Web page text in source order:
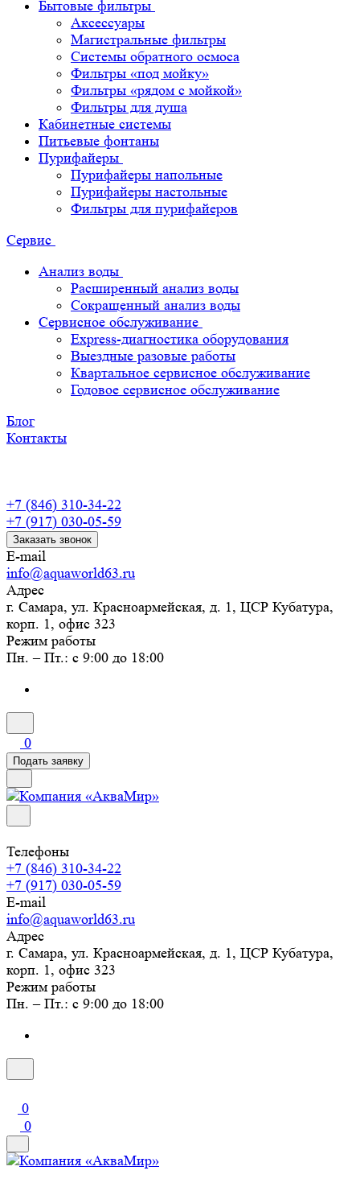
Бытовые фильтры
Аксессуары
Магистральные фильтры
Системы обратного осмоса
Фильтры «под мойку»
Фильтры «рядом с мойкой»
Фильтры для душа
Кабинетные системы
Питьевые фонтаны
Пурифайеры
Пурифайеры напольные
Пурифайеры настольные
Фильтры для пурифайеров
Сервис
Анализ воды
Расширенный анализ воды
Сокращенный анализ воды
Сервисное обслуживание
Express-диагностика оборудования
Выездные разовые работы
Квартальное сервисное обслуживание
Годовое сервисное обслуживание
Блог
Контакты
+7 (846) 310-34-22
+7 (917) 030-05-59
Заказать звонок
E-mail
info@aquaworld63.ru
Адрес
г. Самара, ул. Красноармейская, д. 1, ЦСР Кубатура,
корп. 1, офис 323
Режим работы
Пн. – Пт.: с 9:00 до 18:00
0
Подать заявку
Телефоны
+7 (846) 310-34-22
+7 (917) 030-05-59
E-mail
info@aquaworld63.ru
Адрес
г. Самара, ул. Красноармейская, д. 1, ЦСР Кубатура,
корп. 1, офис 323
Режим работы
Пн. – Пт.: с 9:00 до 18:00
0
0